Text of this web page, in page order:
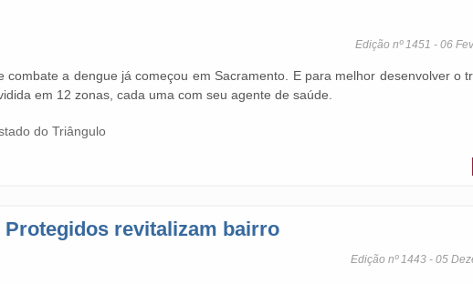
Edição nº 1451 - 06
combate a dengue já começou em Sacramento. E para melhor desenvolver o
em 12 zonas, cada uma com seu agente de saúde.
do Triângulo
Protegidos revitalizam bairro
Edição nº 1443 - 05